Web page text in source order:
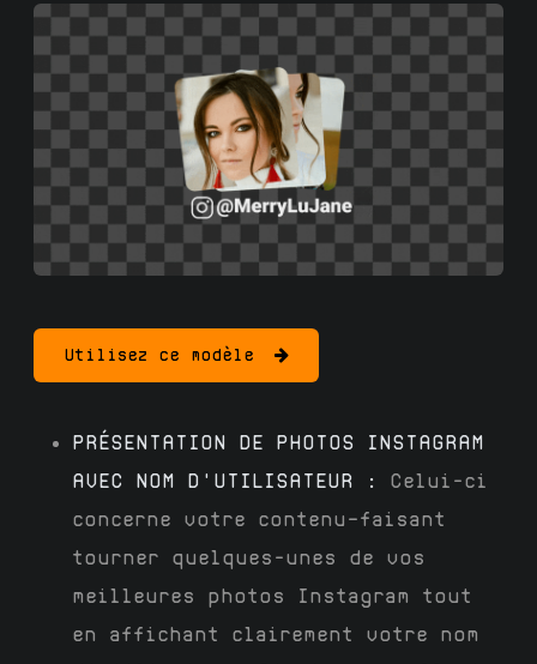
Utilisez ce modèle
PRÉSENTATION DE PHOTOS INSTAGRAM
AVEC NOM D'UTILISATEUR :
Celui-ci
concerne votre contenu—faisant
tourner quelques-unes de vos
meilleures photos Instagram tout
en affichant clairement votre nom